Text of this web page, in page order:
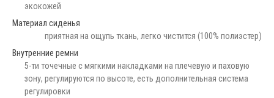
экокожей
Материал сиденья
приятная на ощупь ткань, легко чистится (100% полиэстер)
Внутренние ремни
5-ти точечные с мягкими накладками на плечевую и паховую
зону, регулируются по высоте, есть дополнительная система
регулировки